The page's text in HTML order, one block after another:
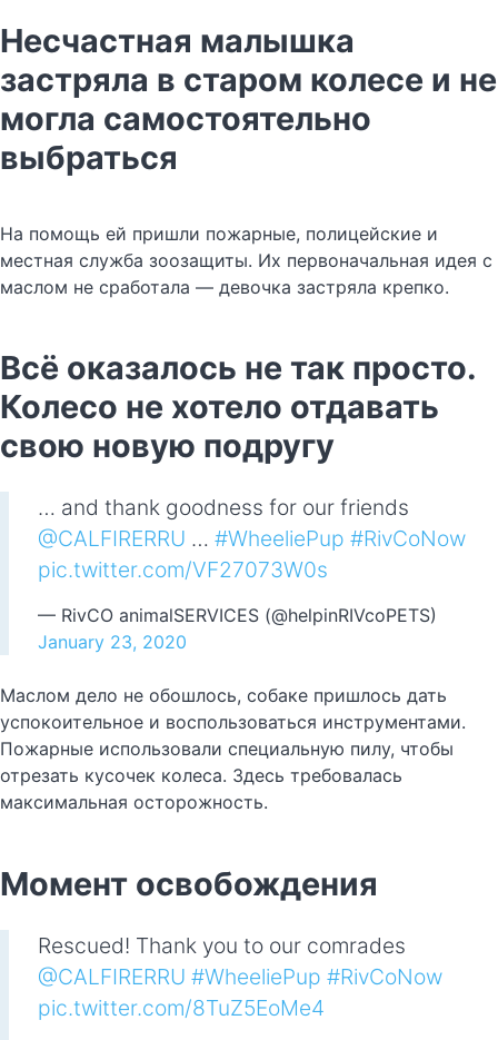
Несчастная малышка
застряла в старом колесе и не
могла самостоятельно
выбраться
На помощь ей пришли пожарные, полицейские и
местная служба зоозащиты. Их первоначальная идея с
маслом не сработала — девочка застряла крепко.
Всё оказалось не так просто.
Колесо не хотело отдавать
свою новую подругу
… and thank goodness for our friends
@CALFIRERRU ⁩ … #WheeliePup #RivCoNow
pic.twitter.com/VF27073W0s
— RivCO animalSERVICES (@helpinRIVcoPETS)
January 23, 2020
Маслом дело не обошлось, собаке пришлось дать
успокоительное и воспользоваться инструментами.
Пожарные использовали специальную пилу, чтобы
отрезать кусочек колеса. Здесь требовалась
максимальная осторожность.
Момент освобождения
Rescued! Thank you to our comrades
@CALFIRERRU #WheeliePup #RivCoNow
pic.twitter.com/8TuZ5EoMe4